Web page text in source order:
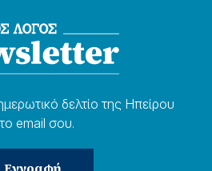
δελτίο της Ηπείρου
email σου.